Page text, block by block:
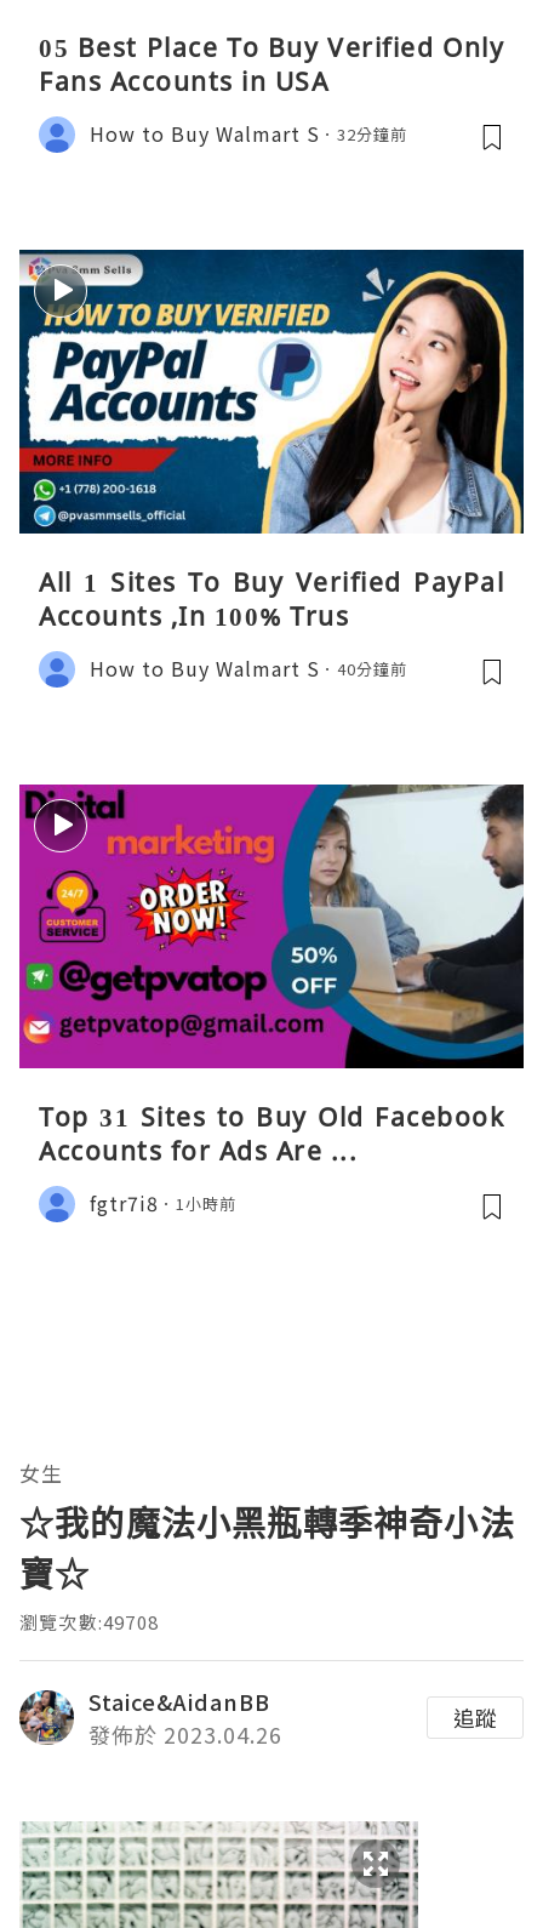
05 Best Place To Buy Verified Only
Fans Accounts in USA
How to Buy Walmart S 32分鐘前
All 1 Sites To Buy Verified PayPal
Accounts ,In 100% Trus
How to Buy Walmart S 40分鐘前
Top 31 Sites to Buy Old Facebook
Accounts​ for Ads Are ...
fgtr7i8 1小時前
女生
☆我的魔法小黑瓶轉季神奇小法
寶☆
瀏覽次數:49708
Staice&AidanBB
發佈於 2023.04.26
追蹤